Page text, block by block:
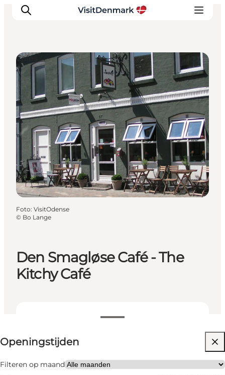
Inspiratie
Bestemmingen
Wat te doen
Accommodaties
Plan je reis
Den Smagløse Café - The
Kitchy Café
Openingstijden bekijken
Openingstijden
Filteren op maand
Website bezoeken
Friends
Cafés
Foto: VisitOdense
© Bo Lange